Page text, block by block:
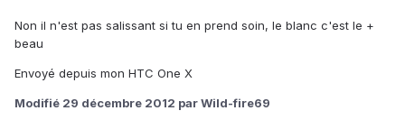
Non il n'est pas salissant si tu en prend soin, le blanc c'est le +
beau
Envoyé depuis mon HTC One X
Modifié 29 décembre 2012 par Wild-fire69